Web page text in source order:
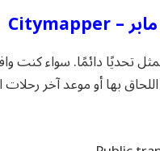
تحديًا دائمًا. سواء كنت
بها أو موعد آخر